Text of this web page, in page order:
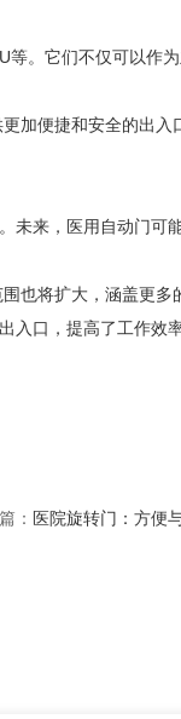
。它们不仅可以作为
加便捷和安全的出入
来，医用自动门可
将扩大，涵盖更多
口，提高了工作效
： 医院旋转门：方便